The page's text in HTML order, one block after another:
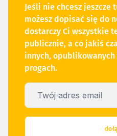
Jeśli nie chcesz jeszcze
możesz dopisać się do
dostarczy Ci wszystkie
publicznie, a co jakiś
innych, opublikowanych
progach.
Twój adres email